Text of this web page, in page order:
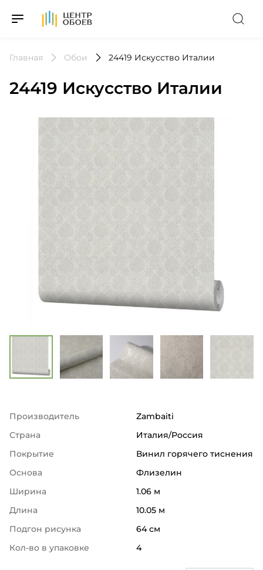
На Главную
Главная Обои 24419 Искусство Италии
24419 Искусство Италии
Производитель
Zambaiti
Страна
Италия/Россия
Покрытие
Винил горячего тиснения
Основа
Флизелин
Ширина
1.06 м
Длина
10.05 м
Подгон рисунка
64 см
Кол-во в упаковке
4